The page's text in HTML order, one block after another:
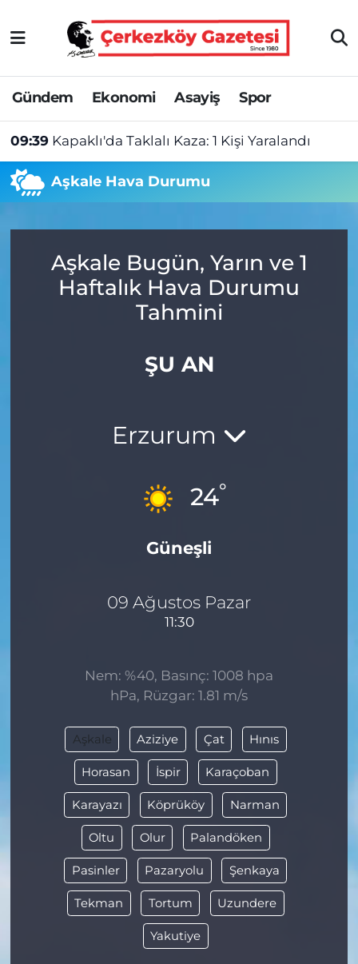
Gündem Ekonomi Asayiş Spor
09:39 Kapaklı'da Taklalı Kaza: 1 Kişi Yaralandı
Aşkale Hava Durumu
Aşkale Bugün, Yarın ve 1
Haftalık Hava Durumu
Tahmini
ŞU AN
Erzurum
24°
Güneşli
09 Ağustos Pazar
11:30
Nem: %40, Basınç: 1008 hpa
hPa, Rüzgar: 1.81 m/s
Aşkale Aziziye Çat Hınıs
Horasan İspir Karaçoban
Karayazı Köprüköy Narman
Oltu Olur Palandöken
Pasinler Pazaryolu Şenkaya
Tekman Tortum Uzundere
Yakutiye
Asayiş
Ekonomi
Gündem
Haber
Manşet
Topluluk Kuralları
Tekirdağ Nöbetçi Eczaneler
Tekirdağ Hava Durumu
Tekirdağ Namaz Vakitleri
Tekirdağ Trafik Yoğunluk Haritası
Tüm Manşetler
Son Dakika Haberleri